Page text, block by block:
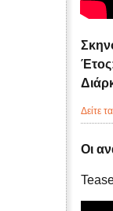
Δείτε
Οι